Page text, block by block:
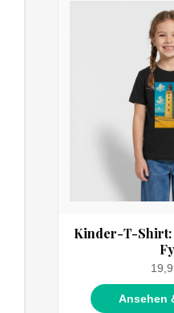
Kinder-T-Shirt:
Ansehen